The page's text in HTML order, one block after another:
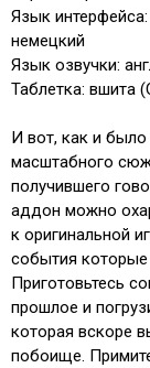
Язык
немецкий
Язык озвучки:
Таблeтка: вшита
И вот, как и
масштабного
получившего
аддон можно
к оригинальной
события которые
Приготовьтесь
прошлое и
которая вскоре
побоище.